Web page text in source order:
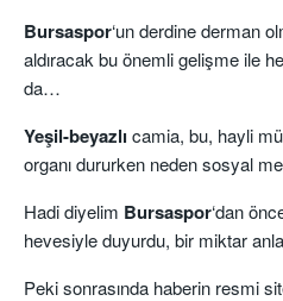
Bursaspor‘un derdine derman
aldıracak bu önemli gelişme ile
da…
Yeşil-beyazlı camia, bu, hayli
organı dururken neden sosyal
Hadi diyelim Bursaspor‘dan
hevesiyle duyurdu, bir miktar
Peki sonrasında haberin resmi